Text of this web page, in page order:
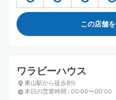
この店舗
ワラビーハウス
東山駅から徒歩8分
本日の営業時間 : 00:00〜00:00